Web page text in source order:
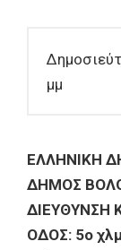
μμ
ΕΛΛΗΝΙΚΗ
ΔΗΜΟΣ
ΔΙΕΥΘΥΝΣΗ
ΟΔΟΣ: 5ο